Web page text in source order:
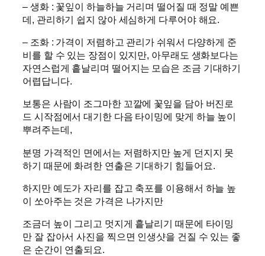
– 생화 : 꽃잎이 하늘하늘 거리며 떨어질 때 정말 예쁜
데, 관리하기 쉽지 않아 세심하게 다루어야 해요.
– 조화 : 가격이 저렴하고 관리가 쉬워서 다양하게 준
비를 할 수 있는 장점이 있지만, 아무래도 생화보다는
자연스럽게 흩날리며 떨어지는 모습은 조금 기대하기
어렵답니다.
보통은 사람이 조그마한 꼬깔에 꽃잎을 담아 버진로
드 시작점에서 대기한 다음 타이밍에 맞게 하늘 높이
뿌려주는데,
분명 가격적인 면에서는 저렴하지만 높게 던지지 못
하기 때문에 화려한 연출은 기대하기 힘들어요.
하지만 예도가 자리를 잡고 축포를 이용해서 하늘 높
이 쏘아주는 것은 가격은 나가지만
조금더 높이 그리고 멋지게 흩날리기 때문에 타이밍
만 잘 잡아서 사진을 찍으면 인생샷을 건질 수 있는 좋
은 순간이 연출되요.